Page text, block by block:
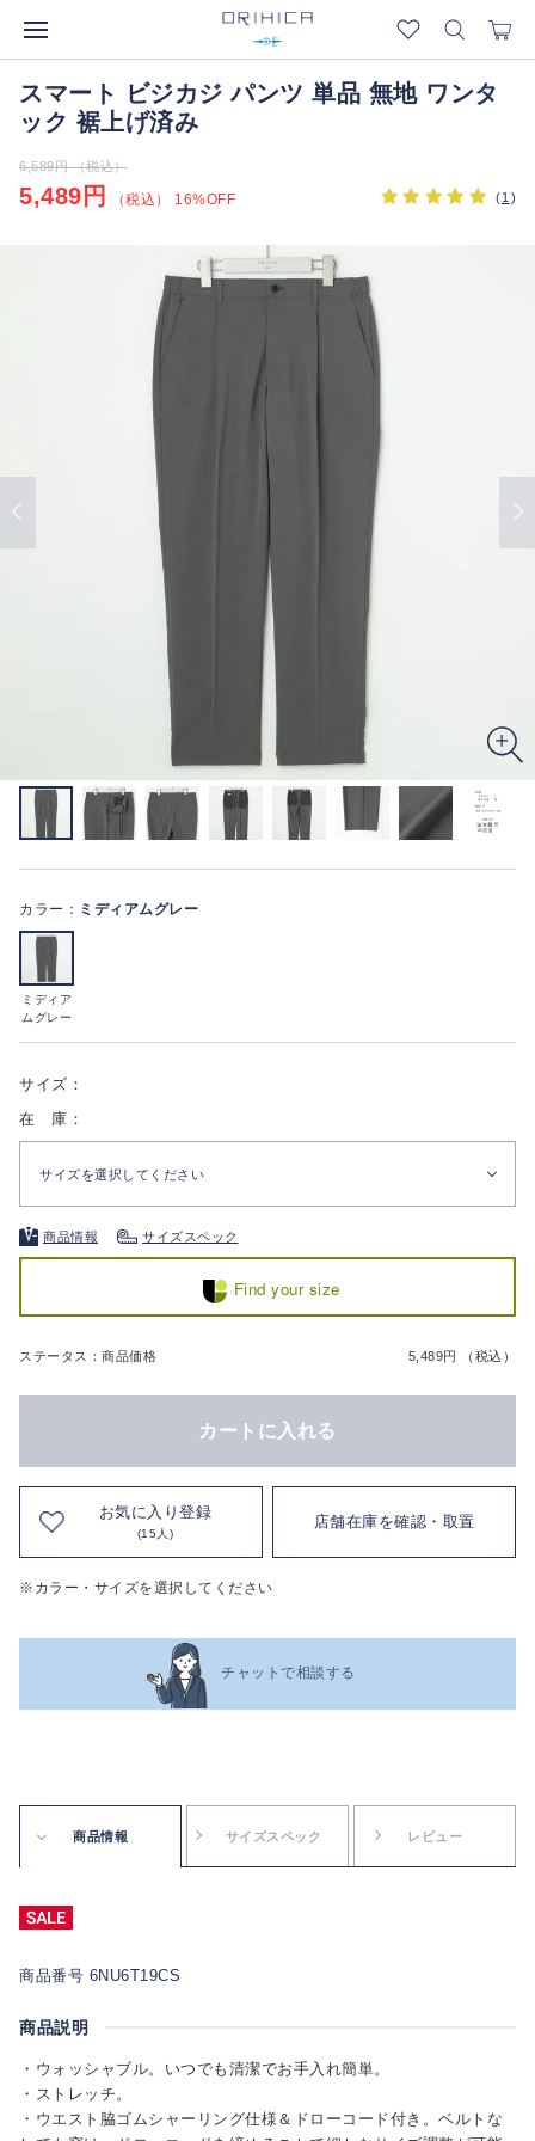
スマート ビジカジ パンツ 単品 無地 ワンタ
ック 裾上げ済み
6,589円 （税込）
5,489円 （税込） 16%OFF (1 )
カラー： ミディアムグレー
ミディア
ムグレー
サイズ：
在 庫：
サイズを選択してください
商品情報 サイズスペック
Find your size
ステータス：商品価格 5,489円 （税込）
カートに入れる
お気に入り登録
(15人)
店舗在庫を確認・取置
※カラー・サイズを選択してください
チャットで相談する
商品情報 サイズスペック レビュー
商品番号 6NU6T19CS
商品説明
・ウォッシャブル。いつでも清潔でお手入れ簡単。
・ストレッチ。
・ウエスト脇ゴムシャーリング仕様＆ドローコード付き。ベルトな